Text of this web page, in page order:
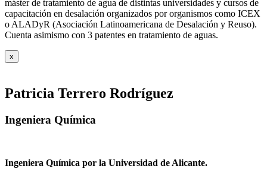
máster de tratamiento de agua de distintas universidades y cursos de
capacitación en desalación organizados por organismos como ICEX
o ALADyR (Asociación Latinoamericana de Desalación y Reuso).
Cuenta asimismo con 3 patentes en tratamiento de aguas.
x
Patricia Terrero Rodríguez
Ingeniera Química
Ingeniera Química por la Universidad de Alicante.